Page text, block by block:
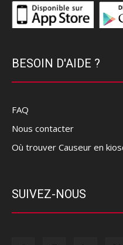
BESOIN D'AIDE ?
FAQ
Nous contacter
Où trouver Causeur en
SUIVEZ-NOUS